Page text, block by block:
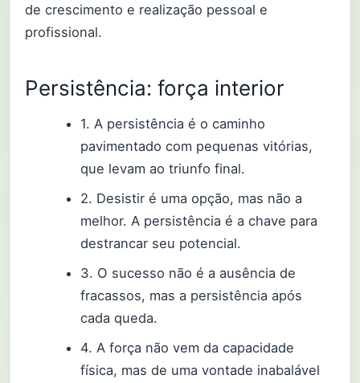
de crescimento e realização pessoal e
profissional.
Persistência: força interior
1. A persistência é o caminho
pavimentado com pequenas vitórias,
que levam ao triunfo final.
2. Desistir é uma opção, mas não a
melhor. A persistência é a chave para
destrancar seu potencial.
3. O sucesso não é a ausência de
fracassos, mas a persistência após
cada queda.
4. A força não vem da capacidade
física, mas de uma vontade inabalável